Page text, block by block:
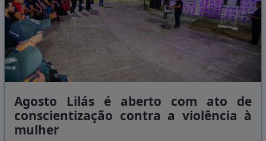
Agosto Lilás é aberto com ato de
conscientização contra a violência à
mulher